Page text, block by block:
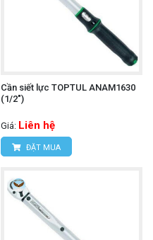
Cần siết lực TOPTUL ANAM1630
(1/2")
Giá: Liên hệ
ĐẶT MUA